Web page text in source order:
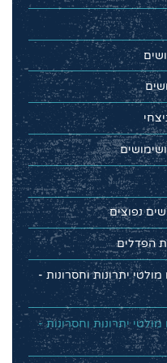
או מולטי יתרונות וחסרונות -
או מולטי יתרונות וחסרונות -